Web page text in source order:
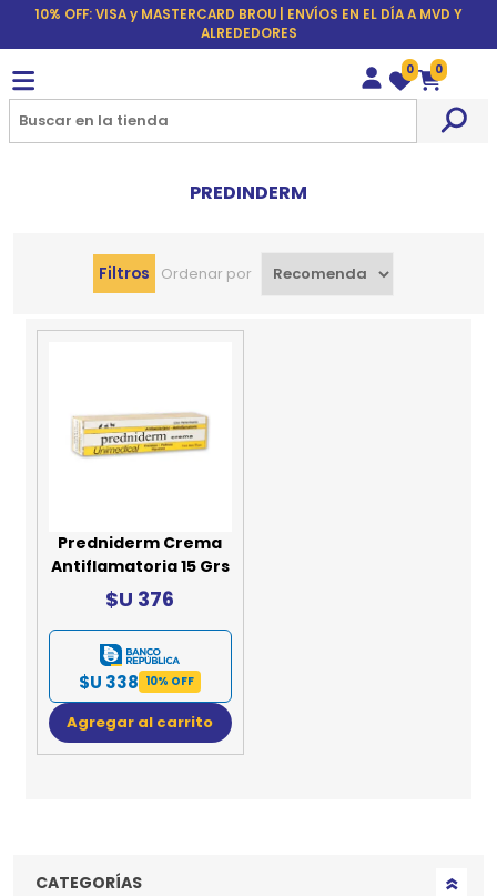
10% OFF: VISA y MASTERCARD BROU | ENVÍOS EN EL DÍA A MVD Y
ALREDEDORES
Wishlist
0
Carrito
0
PREDINDERM
Filtros Ordenar por
Predniderm Crema
Antiflamatoria 15 Grs
$U 376
$U 338 10% OFF
Agregar al carrito
CATEGORÍAS